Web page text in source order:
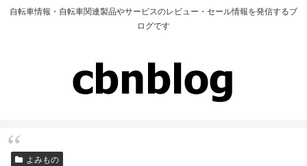
自転車情報・自転車関連製品やサービスのレビュー・セール情報を発信するブ
ログです
よみもの